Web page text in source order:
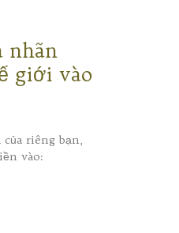
nhãn
giới vào
riêng bạn,
vào: